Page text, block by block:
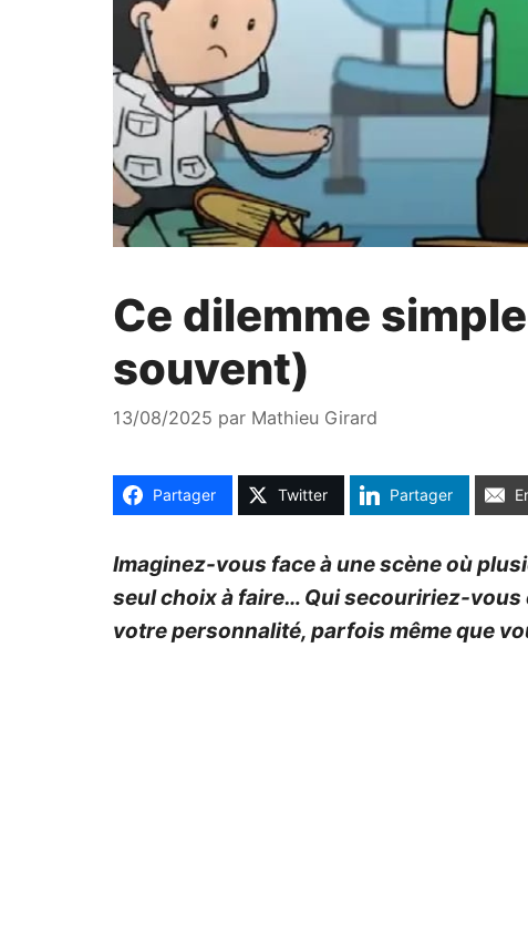
Ce dilemme
souvent)
13/08/2025 par Mathieu Girard
Partager Twitter Partager
Imaginez-vous face à une scène où
seul choix à faire… Qui secouririez-
votre personnalité, parfois même que